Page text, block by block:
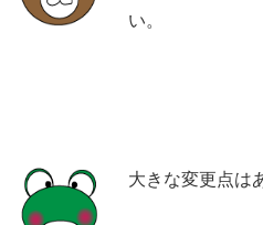
い。
大きな変更点は